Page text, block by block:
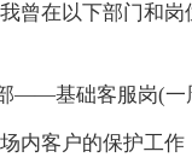
曾在以下部门和岗
——基础客服岗(一
内客户的保护工